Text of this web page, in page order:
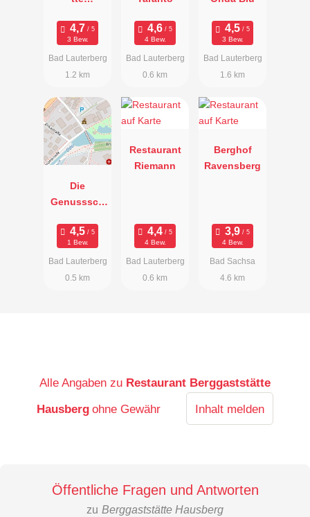
m
3 Bew.
Bad Lauterberg
1.2 km
4 Bew.
Bad Lauterberg
0.6 km
3 Bew.
Bad Lauterberg
1.6 km
Die
Genusssch
1 Bew.
Bad Lauterberg
0.5 km
Restaurant
Riemann
4 Bew.
Bad Lauterberg
0.6 km
Berghof
Ravensberg
4 Bew.
Bad Sachsa
4.6 km
Alle Angaben zu Restaurant Berggaststätte
Hausberg ohne Gewähr Inhalt melden
Öffentliche Fragen und Antworten
zu Berggaststätte Hausberg